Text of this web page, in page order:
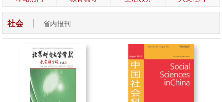
社会 省内报刊